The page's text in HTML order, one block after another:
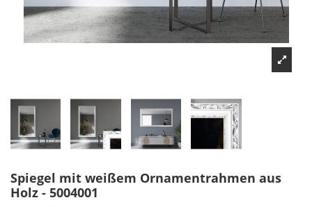
Spiegel mit weißem Ornamentrahmen aus
Holz - 5004001